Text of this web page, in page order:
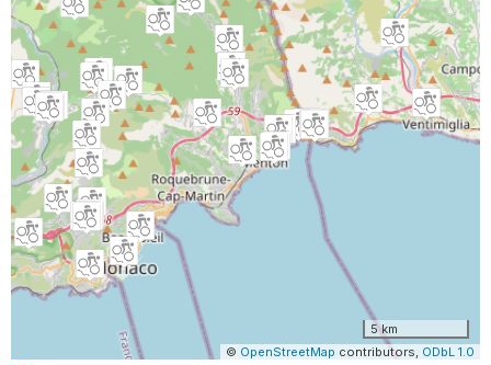
5 km
© OpenStreetMap contributors, ODbL 1.0